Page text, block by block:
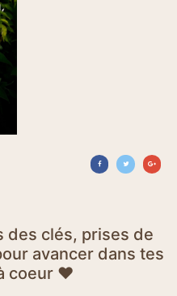
des clés, prises de
avancer dans tes
coeur ♥